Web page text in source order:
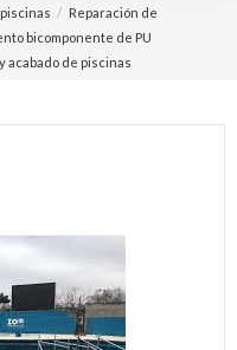
Reparación de
bicomponente de PU
acabado de piscinas